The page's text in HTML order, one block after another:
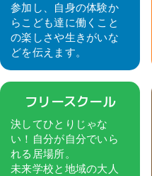
参加し、自身の体験か
らこども達に働くこと
の楽しさや生きがいな
どを伝えます。
フリースクール
決してひとりじゃな
い！自分が自分でいら
れる居場所。
未来学校と地域の大人